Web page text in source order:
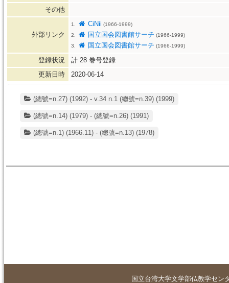
その他
外部リンク
1. CiNii (1966-1999)
2.
国立国会図書館サーチ (1966-1999)
3.
国立国会図書館サーチ (1966-1999)
登録状況 計 28 巻号登録
更新日時
2020-06-14
(總號=n.27) (1992) - v.34 n.1 (總號=n.39) (1999)
(總號=n.14) (1979) - (總號=n.26) (1991)
(總號=n.1) (1966.11) - (總號=n.13) (1978)
国立台湾大学文学部仏教学セン